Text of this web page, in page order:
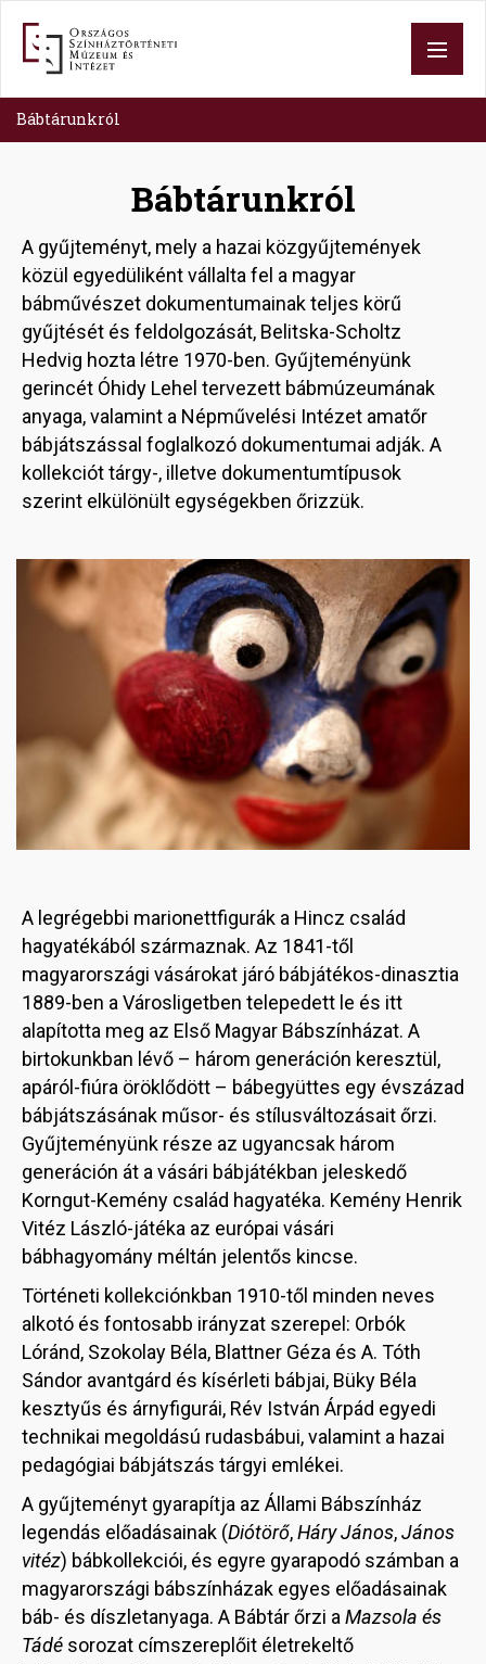
content
Bábtárunkról
Bábtárunkról
A gyűjteményt, mely a hazai közgyűjtemények
közül egyedüliként vállalta fel a magyar
bábművészet dokumentumainak teljes körű
gyűjtését és feldolgozását, Belitska-Scholtz
Hedvig hozta létre 1970-ben. Gyűjteményünk
gerincét Óhidy Lehel tervezett bábmúzeumának
anyaga, valamint a Népművelési Intézet amatőr
bábjátszással foglalkozó dokumentumai adják. A
kollekciót tárgy-, illetve dokumentumtípusok
szerint elkülönült egységekben őrizzük.
Image
A legrégebbi marionettfigurák a Hincz család
hagyatékából származnak. Az 1841-től
magyarországi vásárokat járó bábjátékos-dinasztia
1889-ben a Városligetben telepedett le és itt
alapította meg az Első Magyar Bábszínházat. A
birtokunkban lévő – három generáción keresztül,
apáról-fiúra öröklődött – bábegyüttes egy évszázad
bábjátszásának műsor- és stílusváltozásait őrzi.
Gyűjteményünk része az ugyancsak három
generáción át a vásári bábjátékban jeleskedő
Korngut-Kemény család hagyatéka. Kemény Henrik
Vitéz László-játéka az európai vásári
bábhagyomány méltán jelentős kincse.
Történeti kollekciónkban 1910-től minden neves
alkotó és fontosabb irányzat szerepel: Orbók
Lóránd, Szokolay Béla, Blattner Géza és A. Tóth
Sándor avantgárd és kísérleti bábjai, Büky Béla
kesztyűs és árnyfigurái, Rév István Árpád egyedi
technikai megoldású rudasbábui, valamint a hazai
pedagógiai bábjátszás tárgyi emlékei.
A gyűjteményt gyarapítja az Állami Bábszínház
legendás előadásainak (Diótörő,Háry János,János
vitéz) bábkollekciói, és egyre gyarapodó számban a
magyarországi bábszínházak egyes előadásainak
báb- és díszletanyaga. A Bábtár őrzi a Mazsola és
Tádé sorozat címszereplőit életrekeltő